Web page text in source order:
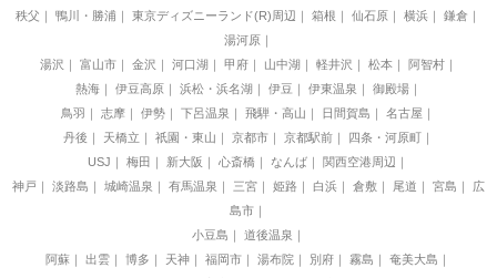
秩父
鴨川・勝浦 東京ディズニーランド(R)周辺 箱根 仙石原 横浜
鎌倉
湯河原
湯沢
富山市 金沢 河口湖 甲府 山中湖 軽井沢 松本
阿智村
熱海
伊豆高原 浜松・浜名湖 伊豆 伊東温泉
御殿場
鳥羽
志摩 伊勢 下呂温泉 飛騨・高山 日間賀島
名古屋
丹後
天橋立 祇園・東山 京都市 京都駅前
四条・河原町
USJ
梅田 新大阪 心斎橋 なんば
関西空港周辺
神戸
淡路島 城崎温泉 有馬温泉 三宮 姫路 白浜 倉敷 尾道 宮島
広
島市
小豆島
道後温泉
阿蘇
出雲 博多 天神 福岡市 湯布院 別府 霧島
奄美大島